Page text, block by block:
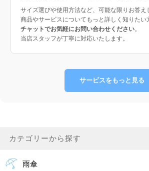
サイズ選びや使用方法など、可能な限りお答え
商品やサービスについてもっと詳しく知りたい
チャットでお気軽にお問い合わせください。
当店スタッフが丁寧に対応いたします。
サービスをもっと見る
カテゴリーから探す
雨傘